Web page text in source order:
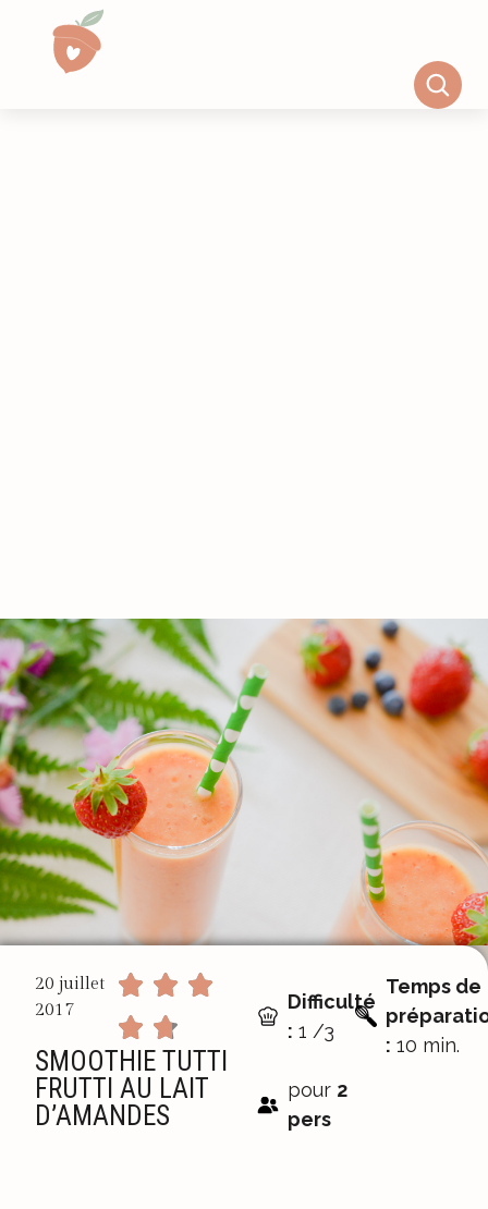
20 juillet
2017
SMOOTHIE TUTTI
FRUTTI AU LAIT
D’AMANDES
Difficulté
: 1 /3
Temps de
: 10 min.
pour 2
pers